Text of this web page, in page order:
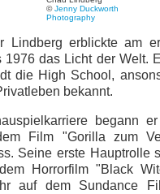
©Jenny Duckworth
Photography
Lindberg erblickte am
1976 das Licht der Welt.
die High School,
bekannt.
begann
Film "Gorilla zum
Seine erste Hauptrolle
Horrorfilm "Black
auf dem Sundance
Forum
bei X
bei
Kontakt